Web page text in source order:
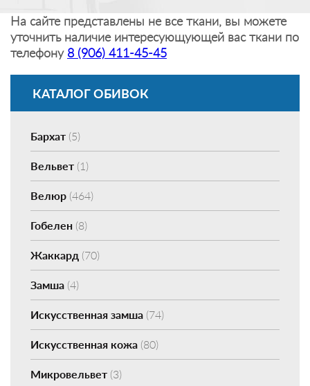
На сайте представлены не все ткани, вы можете
уточнить наличие интересующующей вас ткани по
телефону 8 (906) 411-45-45
КАТАЛОГ ОБИВОК
Бархат (5)
Вельвет (1)
Велюр (464)
Гобелен (8)
Жаккард (70)
Замша (4)
Искусственная замша (74)
Искусственная кожа (80)
Микровельвет (3)